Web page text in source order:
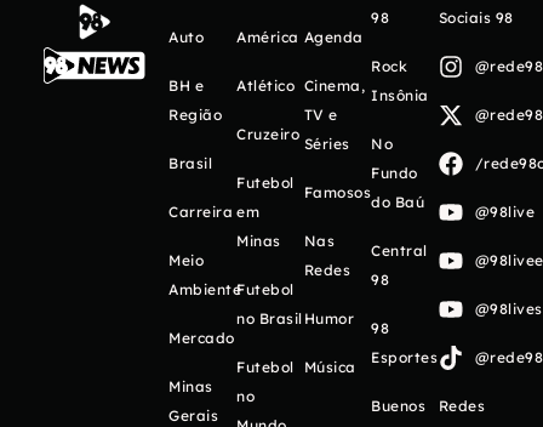
Auto
BH e
Região
Brasil
Carreira
Meio
Ambiente
Mercado
Minas
Gerais
América
Atlético
Cruzeiro
Futebol
em
Minas
Futebol
no Brasil
Futebol
no
Agenda
Cinema,
TV e
Séries
Famosos
Nas
Redes
Humor
Música
98
Rock
Insônia
No
Fundo
do Baú
Central
98
98
Esportes
Buenos
Sociais 98
/
@98live
Redes